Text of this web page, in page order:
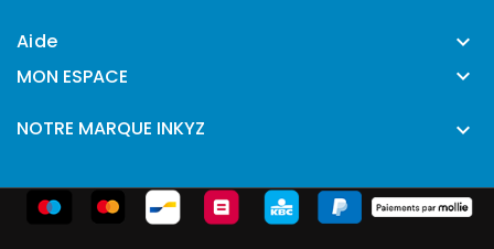
Aide 
MON ESPACE 
NOTRE MARQUE INKYZ 